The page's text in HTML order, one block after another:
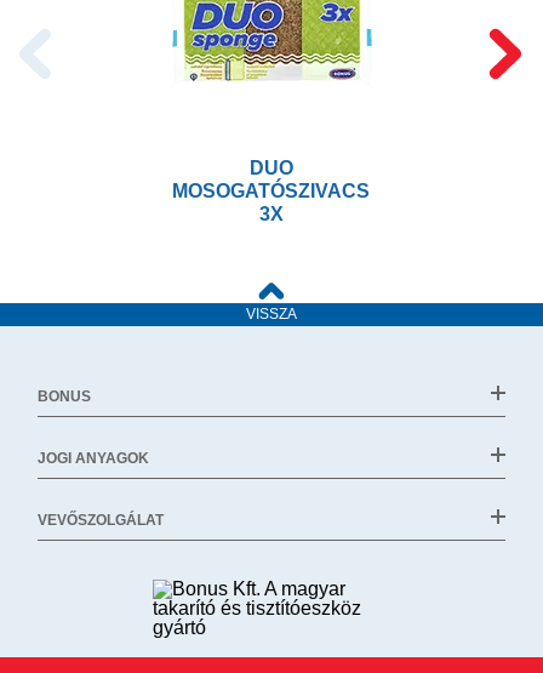
DUO
MOSOGATÓSZIVACS
3X
VISSZA
BONUS
JOGI ANYAGOK
VEVŐSZOLGÁLAT